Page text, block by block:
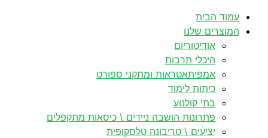
לדלג
לתוכן
עמוד הבית
המוצרים שלנו
אודיטוריום
היכלי תרבות
אמפיתאטראות ומתקני ספורט
כיתות לימוד
בתי קולנוע
פתרונות הושבה ניידים \ כיסאות מתקפלים
יציעים \ טריבונה טלסקופית